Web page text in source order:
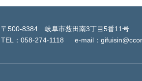
〒500-8384 岐阜市薮田南3丁目5番11号
TEL： 058-274-1118 e-mail：